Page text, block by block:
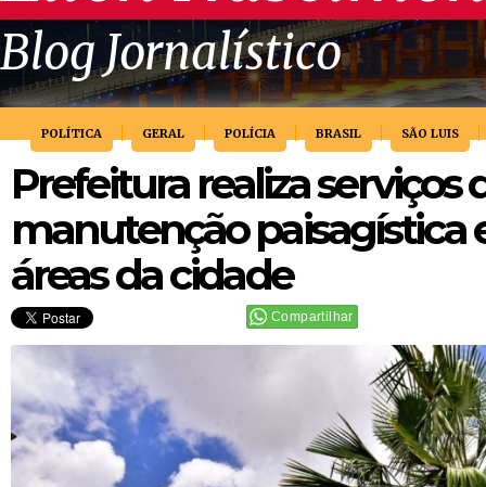
Blog Jornalístico
POLÍTICA GERAL POLÍCIA BRASIL SÃO LUIS
Prefeitura realiza serviços
manutenção paisagística
áreas da cidade
Compartilhar